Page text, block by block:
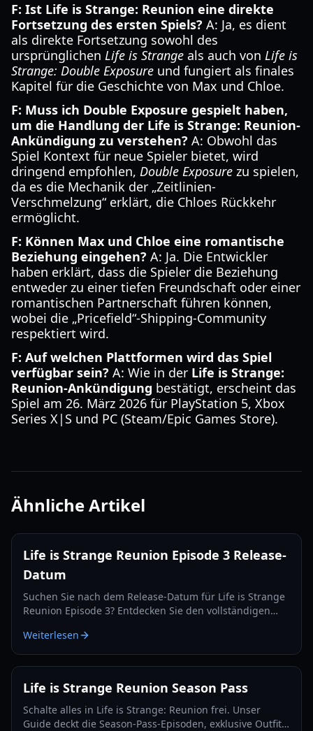
F: Ist Life is Strange: Reunion eine direkte
Fortsetzung des ersten Spiels? A: Ja, es dient
als direkte Fortsetzung sowohl des
ursprünglichen Life is Strange als auch von Life is
Strange: Double Exposure und fungiert als finales
Kapitel für die Geschichte von Max und Chloe.
F: Muss ich Double Exposure gespielt haben,
um die Handlung der Life is Strange: Reunion-
Ankündigung zu verstehen? A: Obwohl das
Spiel Kontext für neue Spieler bietet, wird
dringend empfohlen, Double Exposure zu spielen,
da es die Mechanik der „Zeitlinien-
Verschmelzung“ erklärt, die Chloes Rückkehr
ermöglicht.
F: Können Max und Chloe eine romantische
Beziehung eingehen? A: Ja. Die Entwickler
haben erklärt, dass die Spieler die Beziehung
entweder zu einer tiefen Freundschaft oder einer
romantischen Partnerschaft führen können,
wobei die „Pricefield“-Shipping-Community
respektiert wird.
F: Auf welchen Plattformen wird das Spiel
verfügbar sein? A: Wie in der Life is Strange:
Reunion-Ankündigung bestätigt, erscheint das
Spiel am 26. März 2026 für PlayStation 5, Xbox
Series X|S und PC (Steam/Epic Games Store).
Ähnliche Artikel
Life is Strange Reunion Episode 3 Release-
Datum
Suchen Sie nach dem Release-Datum für Life is Strange
Reunion Episode 3? Entdecken Sie den vollständigen
und Chloe im Jahr 2026.
Weiterlesen
Life is Strange Reunion Season Pass
Schalte alles in Life is Strange: Reunion frei. Unser
Guide deckt die Season-Pass-Episoden, exklusive Outfits